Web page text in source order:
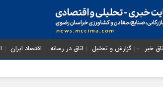
خبر گزارش و تحلیل اتاق در رسانه اقتصاد ایران